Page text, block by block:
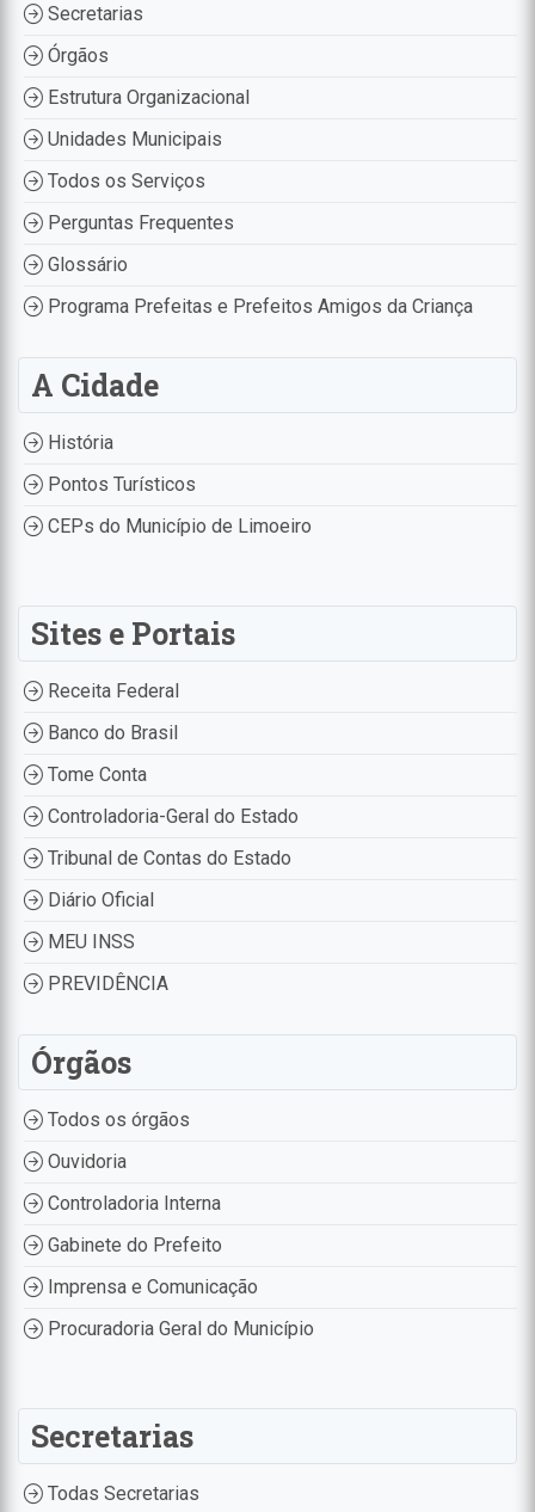
Secretarias
Órgãos
Estrutura Organizacional
Unidades Municipais
Todos os Serviços
Perguntas Frequentes
Glossário
Programa Prefeitas e Prefeitos Amigos da Criança
A Cidade
História
Pontos Turísticos
CEPs do Município de Limoeiro
Sites e Portais
Receita Federal
Banco do Brasil
Tome Conta
Controladoria-Geral do Estado
Tribunal de Contas do Estado
Diário Oficial
MEU INSS
PREVIDÊNCIA
Órgãos
Todos os órgãos
Ouvidoria
Controladoria Interna
Gabinete do Prefeito
Imprensa e Comunicação
Procuradoria Geral do Município
Secretarias
Todas Secretarias